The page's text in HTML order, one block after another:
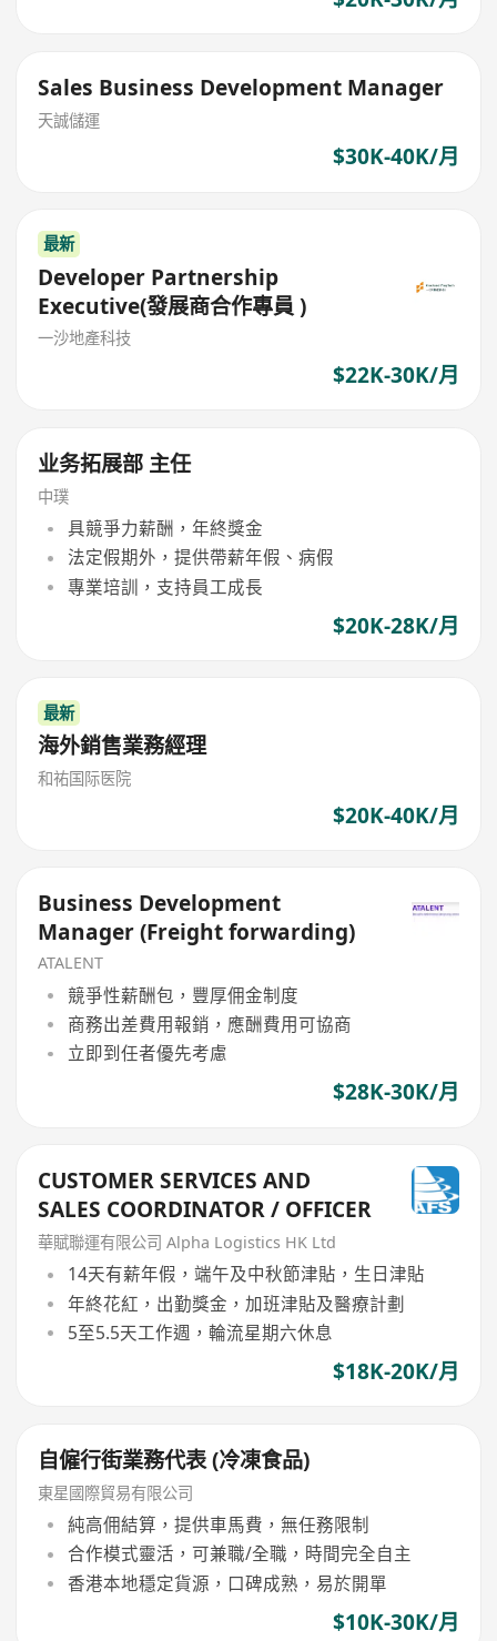
Sales Business Development Manager
天誠儲運
$30K-40K/月
最新
Developer Partnership
Executive(發展商合作專員 )
一沙地產科技
$22K-30K/月
业务拓展部 主任
中璞
具競爭力薪酬，年終獎金
法定假期外，提供帶薪年假、病假
專業培訓，支持員工成長
$20K-28K/月
最新
海外銷售業務經理
和祐国际医院
$20K-40K/月
Business Development
Manager (Freight forwarding)
ATALENT
競爭性薪酬包，豐厚佣金制度
商務出差費用報銷，應酬費用可協商
立即到任者優先考慮
$28K-30K/月
CUSTOMER SERVICES AND
SALES COORDINATOR / OFFICER
華賦聯運有限公司 Alpha Logistics HK Ltd
14天有薪年假，端午及中秋節津貼，生日津貼
年終花紅，出勤獎金，加班津貼及醫療計劃
5至5.5天工作週，輪流星期六休息
$18K-20K/月
自僱行街業務代表 (冷凍食品)
東星國際貿易有限公司
純高佣結算，提供車馬費，無任務限制
合作模式靈活，可兼職/全職，時間完全自主
香港本地穩定貨源，口碑成熟，易於開單
$10K-30K/月